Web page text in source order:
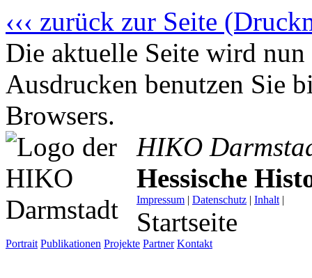
‹‹‹ zurück zur Seite
Die aktuelle Seite wird
Ausdrucken benutzen Sie
Browsers.
HIKO
Hessische
Impressum | Datenschutz | Inhalt |
Startseite
Portrait Publikationen Projekte Partner Kontakt